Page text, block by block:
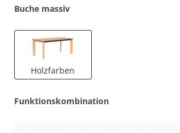
Buche massiv
Holzfarben
Funktionskombination